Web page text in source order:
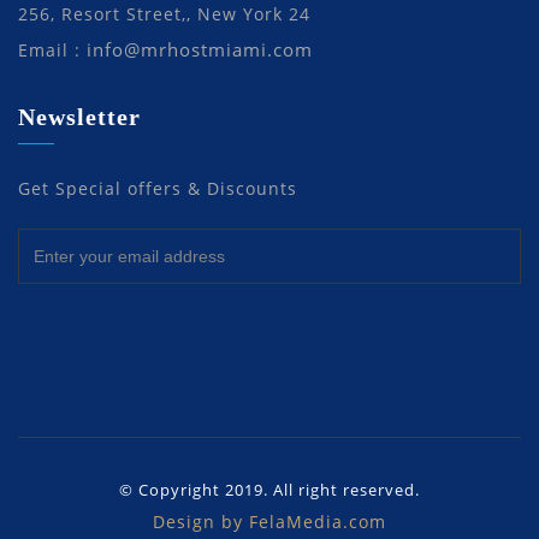
256, Resort Street,, New York 24
Email : info@mrhostmiami.com
Newsletter
Get Special offers & Discounts
© Copyright 2019. All right reserved.
Design by FelaMedia.com